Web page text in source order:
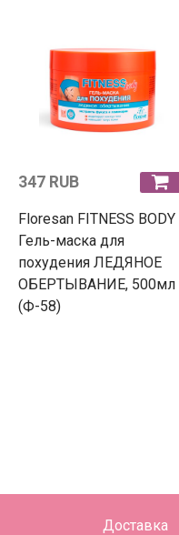
347 RUB
Floresan FITNESS BODY
Гель-маска для
похудения ЛЕДЯНОЕ
ОБЕРТЫВАНИЕ, 500мл
(Ф-58)
Доставка